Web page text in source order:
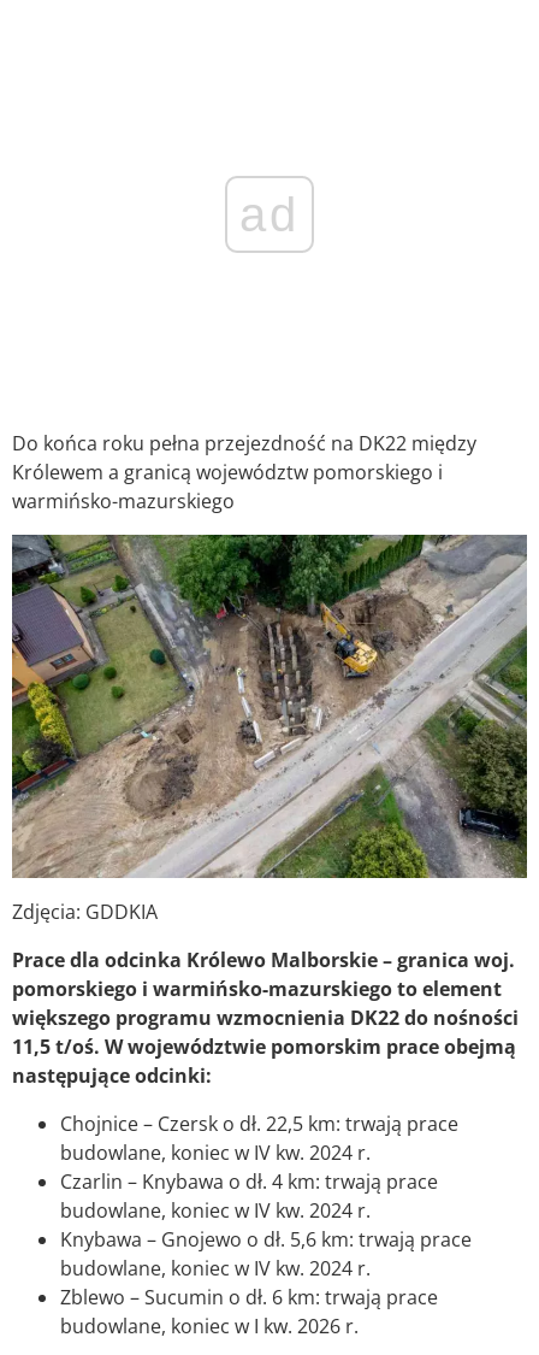
ad
Do końca roku pełna przejezdność na DK22 między
Królewem a granicą województw pomorskiego i
warmińsko-mazurskiego
Zdjęcia: GDDKIA
Prace dla odcinka Królewo Malborskie – granica woj.
pomorskiego i warmińsko-mazurskiego to element
większego programu wzmocnienia DK22 do nośności
11,5 t/oś. W województwie pomorskim prace obejmą
następujące odcinki:
Chojnice – Czersk o dł. 22,5 km: trwają prace
budowlane, koniec w IV kw. 2024 r.
Czarlin – Knybawa o dł. 4 km: trwają prace
budowlane, koniec w IV kw. 2024 r.
Knybawa – Gnojewo o dł. 5,6 km: trwają prace
budowlane, koniec w IV kw. 2024 r.
Zblewo – Sucumin o dł. 6 km: trwają prace
budowlane, koniec w I kw. 2026 r.